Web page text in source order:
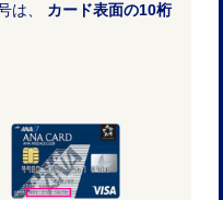
は、 カード表面の10桁